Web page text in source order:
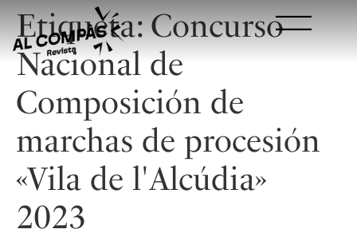
Etiqueta:Concurso
Nacional de
Composición de
marchas de procesión
«Vila de l'Alcúdia»
2023